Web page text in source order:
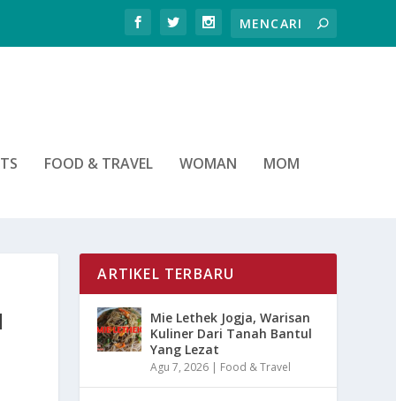
FOOD & TRAVEL WOMAN MOM
ARTIKEL TERBARU
Mie Lethek Jogja, Warisan
Kuliner Dari Tanah Bantul
Yang Lezat
Agu 7, 2026 | Food & Travel